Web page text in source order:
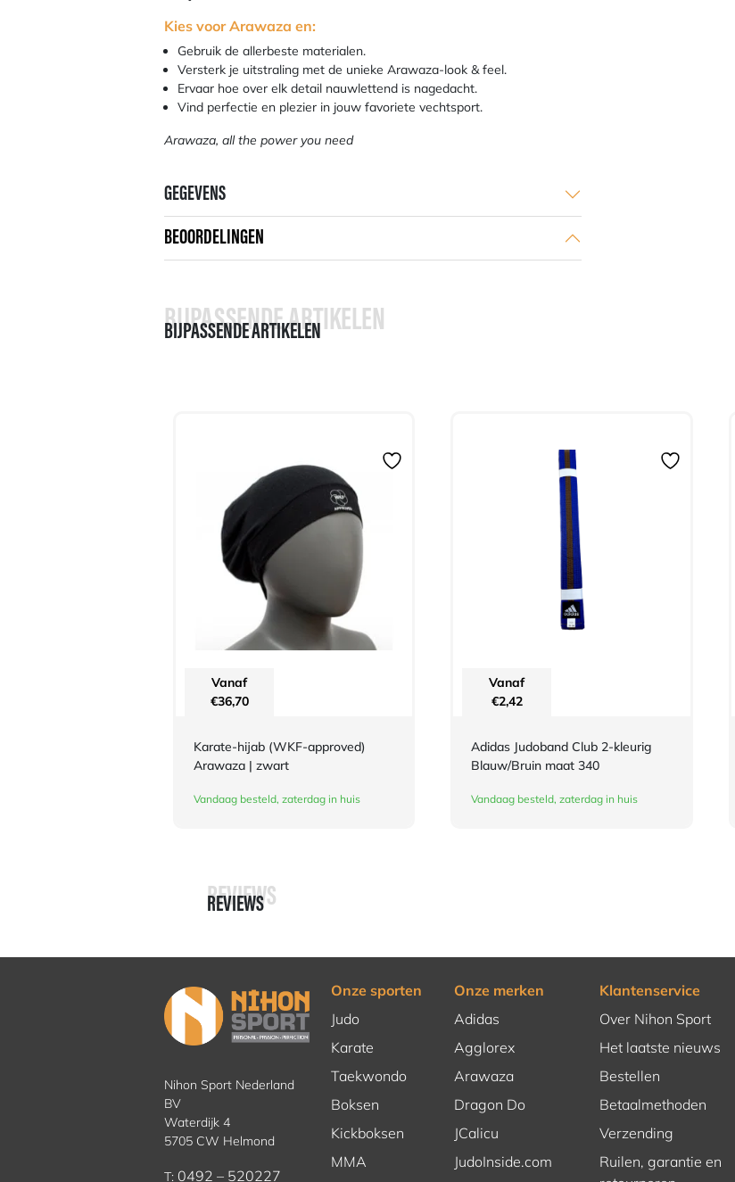
Kies voor Arawaza en:
Gebruik de allerbeste materialen.
Versterk je uitstraling met de unieke Arawaza-look & feel.
Ervaar hoe over elk detail nauwlettend is nagedacht.
Vind perfectie en plezier in jouw favoriete vechtsport.
Arawaza, all the power you need
GEGEVENS
BEOORDELINGEN
BIJPASSENDE ARTIKELEN
BIJPASSENDE ARTIKELEN
Vanaf
€36,70
Karate-hijab (WKF-approved)
Arawaza | zwart
Vandaag besteld, zaterdag in huis
Vanaf
€2,42
Adidas Judoband Club 2-kleurig
Blauw/Bruin maat 340
Vandaag besteld, zaterdag in huis
REVIEWS
REVIEWS
Nihon Sport Nederland
BV
Waterdijk 4
5705 CW Helmond
T: 0492 – 520227
Onze sporten
Judo
Karate
Taekwondo
Boksen
Kickboksen
MMA
Onze merken
Adidas
Agglorex
Arawaza
Dragon Do
JCalicu
JudoInside.com
Klantenservice
Over Nihon Sport
Het laatste nieuws
Bestellen
Betaalmethoden
Verzending
Ruilen, garantie en